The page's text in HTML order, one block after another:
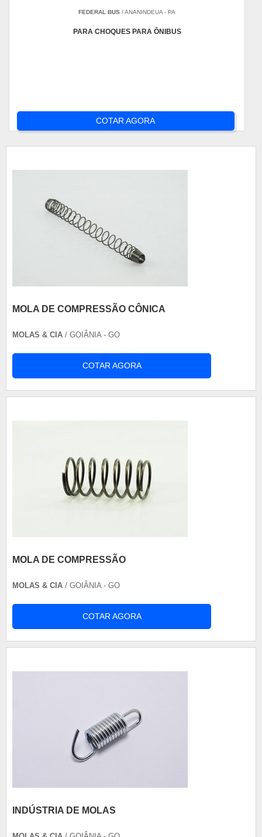
FEDERAL BUS / ANANINDEUA - PA
PARA CHOQUES PARA ÔNIBUS
COTAR AGORA
MOLA DE COMPRESSÃO CÔNICA
MOLAS & CIA / GOIÂNIA - GO
COTAR AGORA
MOLA DE COMPRESSÃO
MOLAS & CIA / GOIÂNIA - GO
COTAR AGORA
INDÚSTRIA DE MOLAS